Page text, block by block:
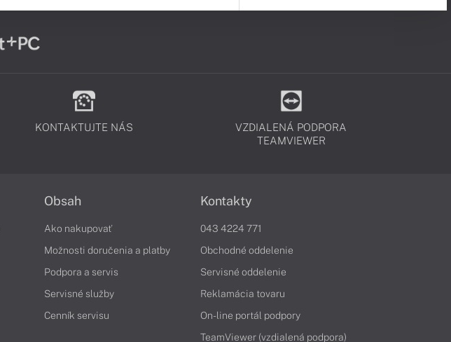
KONTAKTUJTE NÁS
VZDIALENÁ PODPORA
TEAMVIEWER
Obsah
Ako nakupovať
Možnosti doručenia a platby
Podpora a servis
Servisné služby
Cenník servisu
Kontakty
043 4224 771
Obchodné oddelenie
Servisné oddelenie
Reklamácia tovaru
On-line portál podpory
TeamViewer (vzdialená podpora)